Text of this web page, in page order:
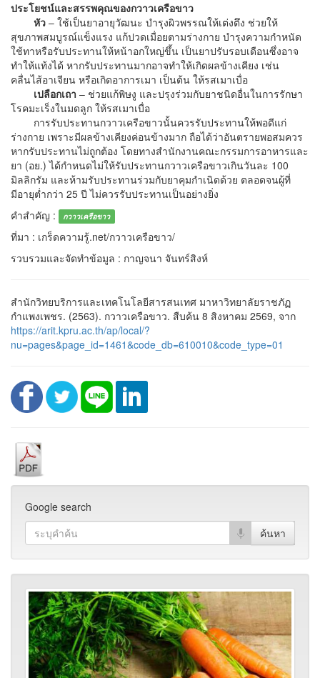
ประโยชน์และสรรพคุณของกวาวเครือขาว
หัว – ใช้เป็นยาอายุวัฒนะ บำรุงผิวพรรณให้เต่งตึง ช่วยให้
สุขภาพสมบูรณ์แข็งแรง แก้ปวดเมื่อยตามร่างกาย บำรุงความกำหนัด
ใช้ทาหรือรับประทานให้หน้าอกใหญ่ขึ้น เป็นยาปรับรอบเดือนซึ่งอาจ
ทำให้แท้งได้ หากรับประทานมากอาจทำให้เกิดผลข้างเคียง เช่น
คลื่นไส้อาเจียน หรือเกิดอาการเมา เป็นต้น ให้รสเมาเบื่อ
เปลือกเถา – ช่วยแก้พิษงู และปรุงร่วมกับยาชนิดอื่นในการรักษา
โรคมะเร็งในมดลูก ให้รสเมาเบื่อ
การรับประทานกวาวเครือขาวนั้นควรรับประทานให้พอดีแก่
ร่างกาย เพราะมีผลข้างเคียงค่อนข้างมาก ถือได้ว่าอันตรายพอสมควร
หากรับประทานไม่ถูกต้อง โดยทางสำนักงานคณะกรรมการอาหารและ
ยา (อย.) ได้กำหนดไม่ให้รับประทานกวาวเครือขาวเกินวันละ 100
มิลลิกรัม และห้ามรับประทานร่วมกับยาคุมกำเนิดด้วย ตลอดจนผู้ที่
มีอายุต่ำกว่า 25 ปี ไม่ควรรับประทานเป็นอย่างยิ่ง
คำสำคัญ :
กวาวเครือขาว
ที่มา : เกร็ดความรู้.net/กวาวเครือขาว/
รวบรวมและจัดทำข้อมูล : กาญจนา จันทร์สิงห์
สำนักวิทยบริการและเทคโนโลยีสารสนเทศ มาหาวิทยาลัยราชภัฏ
กำแพงเพชร. (2563). กวาวเครือขาว. สืบค้น 8 สิงหาคม 2569, จาก
https://arit.kpru.ac.th/ap/local/?
nu=pages&page_id=1461&code_db=610010&code_type=01
Google search